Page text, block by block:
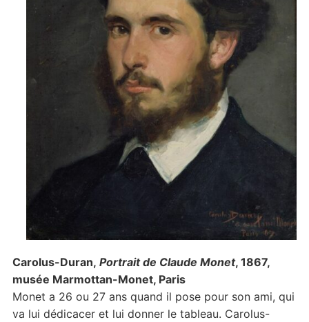
Carolus-Duran, Portrait de Claude Monet, 1867,
musée Marmottan-Monet, Paris
Monet a 26 ou 27 ans quand il pose pour son ami, qui
va lui dédicacer et lui donner le tableau. Carolus-